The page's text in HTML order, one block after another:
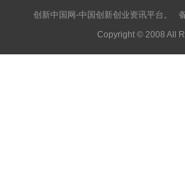
创新中国网-中国创新创业资讯平台。
Copyright © 2008 All